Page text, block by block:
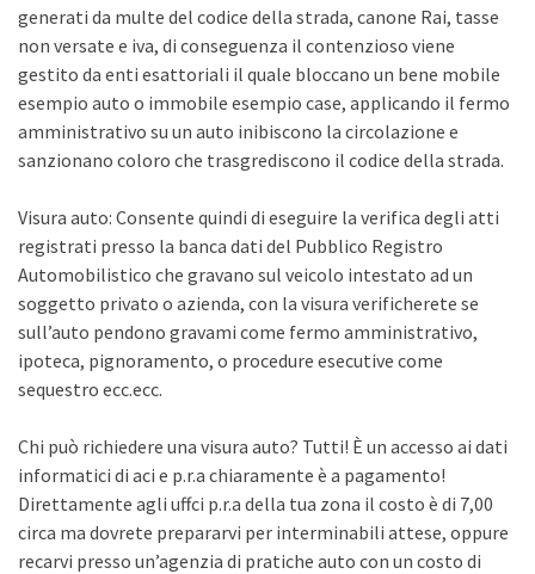
generati da multe del codice della strada, canone Rai, tasse
non versate e iva, di conseguenza il contenzioso viene
gestito da enti esattoriali il quale bloccano un bene mobile
esempio auto o immobile esempio case, applicando il fermo
amministrativo su un auto inibiscono la circolazione e
sanzionano coloro che trasgrediscono il codice della strada.
Visura auto: Consente quindi di eseguire la verifica degli atti
registrati presso la banca dati del Pubblico Registro
Automobilistico che gravano sul veicolo intestato ad un
soggetto privato o azienda, con la visura verificherete se
sull’auto pendono gravami come fermo amministrativo,
ipoteca, pignoramento, o procedure esecutive come
sequestro ecc.ecc.
Chi può richiedere una visura auto? Tutti! È un accesso ai dati
informatici di aci e p.r.a chiaramente è a pagamento!
Direttamente agli uffci p.r.a della tua zona il costo è di 7,00
circa ma dovrete prepararvi per interminabili attese, oppure
recarvi presso un’agenzia di pratiche auto con un costo di